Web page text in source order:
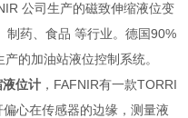
公司生产的磁致伸缩液位变
制药、食品 等行业。德国90%
的加油站液位控制系统。
位计 ，FAFNIR有一款TORRI
心在传感器的边缘，测量液